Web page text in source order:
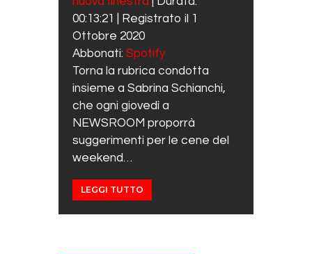
Spotify
RSS FEED
SHARE
LINK
EMBED
00:13:21
Registrato il 1
Ottobre 2020
Abbonati: Spotify
Torna la rubrica condotta
insieme a Sabrina Schianchi,
che ogni giovedì a
NEWSROOM proporrà
suggerimenti per le cene del
weekend…
LEGGI TUTTO